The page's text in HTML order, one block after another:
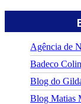
Agência de
Badeco
Blog do
Blog Matias